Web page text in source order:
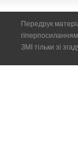
Передрук
ЗМІ тільки зі